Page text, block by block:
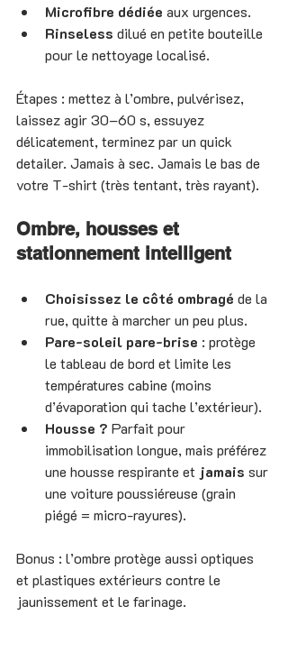
Microfibre dédiée aux urgences.
Rinseless dilué en petite bouteille
pour le nettoyage localisé.
Étapes : mettez à l’ombre, pulvérisez,
laissez agir 30–60 s, essuyez
délicatement, terminez par un quick
detailer. Jamais à sec. Jamais le bas de
votre T-shirt (très tentant, très rayant).
Ombre, housses et
stationnement intelligent
Choisissez le côté ombragé de la
rue, quitte à marcher un peu plus.
Pare-soleil pare-brise : protège
le tableau de bord et limite les
températures cabine (moins
d’évaporation qui tache l’extérieur).
Housse ? Parfait pour
immobilisation longue, mais préférez
une housse respirante et jamais sur
une voiture poussiéreuse (grain
piégé = micro-rayures).
Bonus : l’ombre protège aussi optiques
et plastiques extérieurs contre le
jaunissement et le farinage.